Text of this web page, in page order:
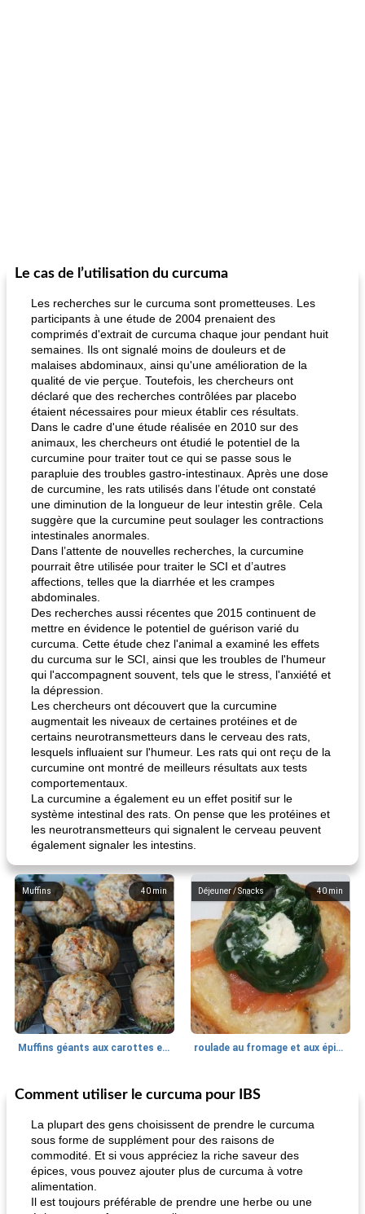
Le cas de l’utilisation du curcuma
Les recherches sur le curcuma sont prometteuses. Les
participants à une étude de 2004 prenaient des
comprimés d'extrait de curcuma chaque jour pendant huit
semaines. Ils ont signalé moins de douleurs et de
malaises abdominaux, ainsi qu'une amélioration de la
qualité de vie perçue. Toutefois, les chercheurs ont
déclaré que des recherches contrôlées par placebo
étaient nécessaires pour mieux établir ces résultats.
Dans le cadre d'une étude réalisée en 2010 sur des
animaux, les chercheurs ont étudié le potentiel de la
curcumine pour traiter tout ce qui se passe sous le
parapluie des troubles gastro-intestinaux. Après une dose
de curcumine, les rats utilisés dans l’étude ont constaté
une diminution de la longueur de leur intestin grêle. Cela
suggère que la curcumine peut soulager les contractions
intestinales anormales.
Dans l’attente de nouvelles recherches, la curcumine
pourrait être utilisée pour traiter le SCI et d’autres
affections, telles que la diarrhée et les crampes
abdominales.
Des recherches aussi récentes que 2015 continuent de
mettre en évidence le potentiel de guérison varié du
curcuma. Cette étude chez l'animal a examiné les effets
du curcuma sur le SCI, ainsi que les troubles de l'humeur
qui l'accompagnent souvent, tels que le stress, l'anxiété et
la dépression.
Les chercheurs ont découvert que la curcumine
augmentait les niveaux de certaines protéines et de
certains neurotransmetteurs dans le cerveau des rats,
lesquels influaient sur l'humeur. Les rats qui ont reçu de la
curcumine ont montré de meilleurs résultats aux tests
comportementaux.
La curcumine a également eu un effet positif sur le
système intestinal des rats. On pense que les protéines et
les neurotransmetteurs qui signalent le cerveau peuvent
également signaler les intestins.
40 min
Muffins
Muffins géants aux carottes et à la banane de Nif
40 min
Déjeuner / Snacks
roulade au fromage et aux épinards
30min
Marques de confiance: recettes et
Viande et volaille
Comment utiliser le curcuma pour IBS
La plupart des gens choisissent de prendre le curcuma
sous forme de supplément pour des raisons de
commodité. Et si vous appréciez la riche saveur des
épices, vous pouvez ajouter plus de curcuma à votre
alimentation.
Il est toujours préférable de prendre une herbe ou une